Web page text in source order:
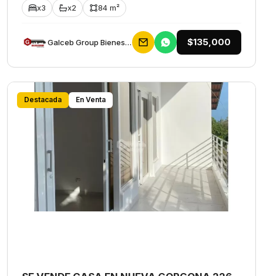
x3 x2 84 m²
Galceb Group Bienes Raices $135,000
Destacada En Venta